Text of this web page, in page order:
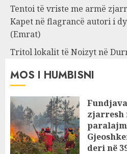
Tentoi të vriste me armë
Kapet në flagrancë autori i
(Emrat)
Tritol lokalit të Noizyt në
MOS I HUMBISNI
zjarresh
deri në